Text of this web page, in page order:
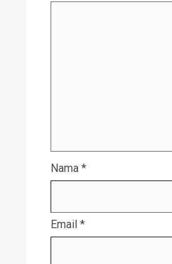
Nama *
Email *